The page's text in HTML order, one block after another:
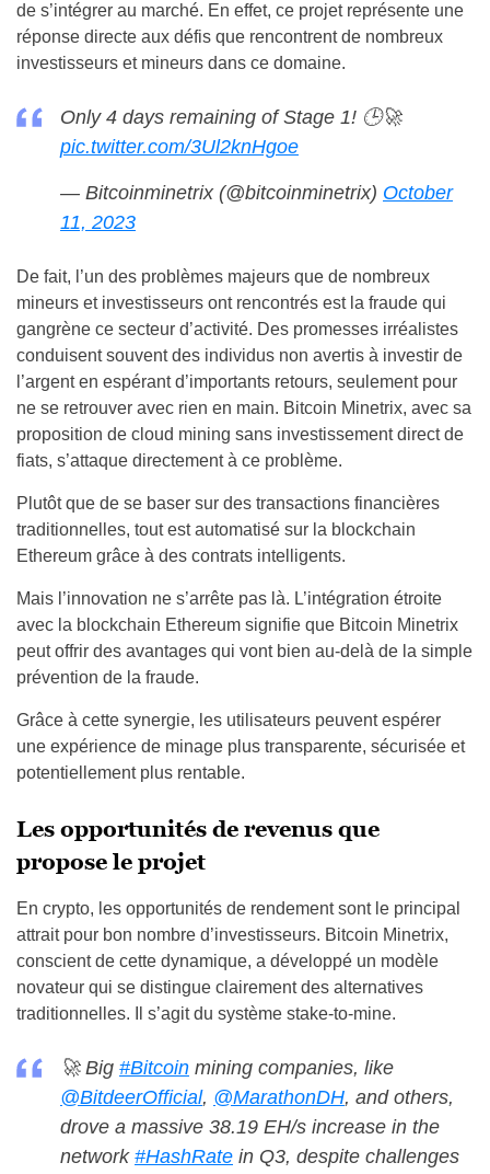
de s’intégrer au marché. En effet, ce projet représente une
réponse directe aux défis que rencontrent de nombreux
investisseurs et mineurs dans ce domaine.
Only 4 days remaining of Stage 1! 🕒🚀
pic.twitter.com/3Ul2knHgoe
— Bitcoinminetrix (@bitcoinminetrix) October
11, 2023
De fait, l’un des problèmes majeurs que de nombreux
mineurs et investisseurs ont rencontrés est la fraude qui
gangrène ce secteur d’activité. Des promesses irréalistes
conduisent souvent des individus non avertis à investir de
l’argent en espérant d’importants retours, seulement pour
ne se retrouver avec rien en main. Bitcoin Minetrix, avec sa
proposition de cloud mining sans investissement direct de
fiats, s’attaque directement à ce problème.
Plutôt que de se baser sur des transactions financières
traditionnelles, tout est automatisé sur la blockchain
Ethereum grâce à des contrats intelligents.
Mais l’innovation ne s’arrête pas là. L’intégration étroite
avec la blockchain Ethereum signifie que Bitcoin Minetrix
peut offrir des avantages qui vont bien au-delà de la simple
prévention de la fraude.
Grâce à cette synergie, les utilisateurs peuvent espérer
une expérience de minage plus transparente, sécurisée et
potentiellement plus rentable.
Les opportunités de revenus que
propose le projet
En crypto, les opportunités de rendement sont le principal
attrait pour bon nombre d’investisseurs. Bitcoin Minetrix,
conscient de cette dynamique, a développé un modèle
novateur qui se distingue clairement des alternatives
traditionnelles. Il s’agit du système stake-to-mine.
🚀 Big #Bitcoin mining companies, like
@BitdeerOfficial, @MarathonDH, and others,
drove a massive 38.19 EH/s increase in the
network #HashRate in Q3, despite challenges